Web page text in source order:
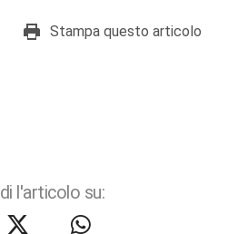
Stampa questo articolo
l'articolo su: